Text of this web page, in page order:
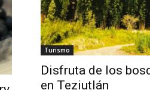
Turismo
Disfruta de los
en Teziutlán